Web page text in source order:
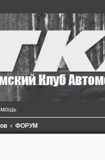
ФОРУМ